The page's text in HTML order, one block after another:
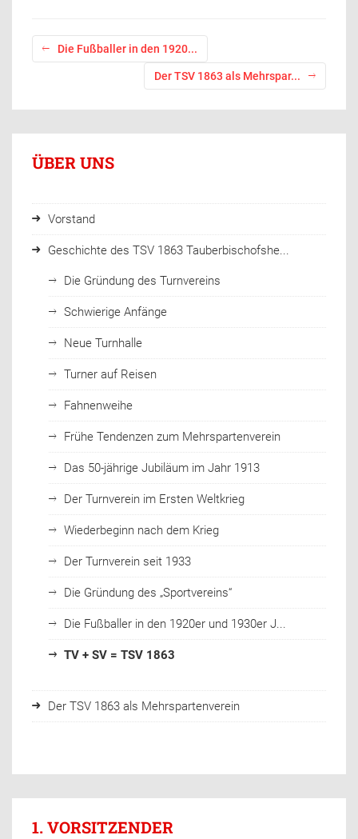
Die Fußballer in den 1920...
Der TSV 1863 als Mehrspar...
ÜBER UNS
Vorstand
Geschichte des TSV 1863 Tauberbischofshe...
Die Gründung des Turnvereins
Schwierige Anfänge
Neue Turnhalle
Turner auf Reisen
Fahnenweihe
Frühe Tendenzen zum Mehrspartenverein
Das 50-jährige Jubiläum im Jahr 1913
Der Turnverein im Ersten Weltkrieg
Wiederbeginn nach dem Krieg
Der Turnverein seit 1933
Die Gründung des „Sportvereins“
Die Fußballer in den 1920er und 1930er J...
TV + SV = TSV 1863
Der TSV 1863 als Mehrspartenverein
1. VORSITZENDER